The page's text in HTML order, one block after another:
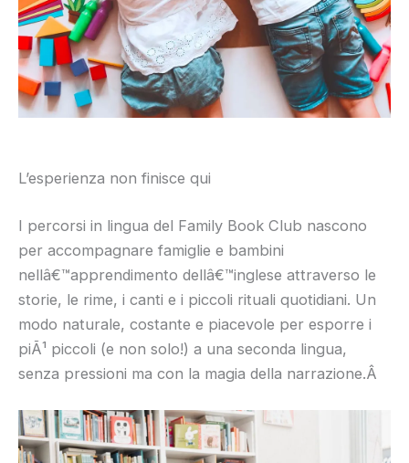
L’esperienza non finisce qui
I percorsi in lingua del Family Book Club nascono
per accompagnare famiglie e bambini
nellâ€™apprendimento dellâ€™inglese attraverso le
storie, le rime, i canti e i piccoli rituali quotidiani. Un
modo naturale, costante e piacevole per esporre i
piÃ¹ piccoli (e non solo!) a una seconda lingua,
senza pressioni ma con la magia della narrazione.Â